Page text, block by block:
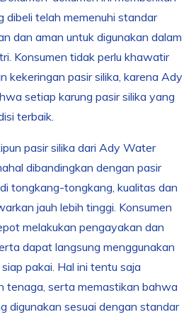
dibeli telah memenuhi standar
dan aman untuk digunakan dalam
Konsumen tidak perlu khawatir
kekeringan pasir silika, karena Ady
setiap karung pasir silika yang
terbaik.
pasir silika dari Ady Water
dibandingkan dengan pasir
tongkang-tongkang, kualitas dan
jauh lebih tinggi. Konsumen
melakukan pengayakan dan
dapat langsung menggunakan
pakai. Hal ini tentu saja
tenaga, serta memastikan bahwa
digunakan sesuai dengan standar